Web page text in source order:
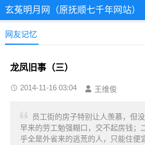
玄菟明月网（原抚顺七千年网站）
网友记忆
龙凤旧事（三）
2014-11-16 03:04 王维俊
员工街的房子特别让人羡慕，但
早来的劳工勉强糊口，交不起房钱；
乎全是外省来的逃荒的人，只能住便